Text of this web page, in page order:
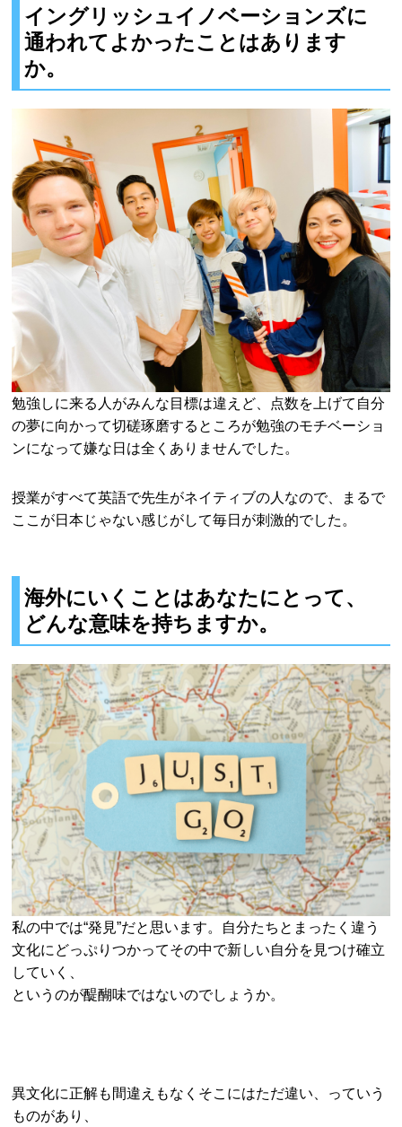
イングリッシュイノベーションズに
通われてよかったことはあります
か。
勉強しに来る人がみんな目標は違えど、点数を上げて自分
の夢に向かって切磋琢磨するところが勉強のモチベーショ
ンになって嫌な日は全くありませんでした。
授業がすべて英語で先生がネイティブの人なので、まるで
ここが日本じゃない感じがして毎日が刺激的でした。
海外にいくことはあなたにとって、
どんな意味を持ちますか。
私の中では“発見”だと思います。自分たちとまったく違う
文化にどっぷりつかってその中で新しい自分を見つけ確立
していく、
というのが醍醐味ではないのでしょうか。
異文化に正解も間違えもなくそこにはただ違い、っていう
ものがあり、